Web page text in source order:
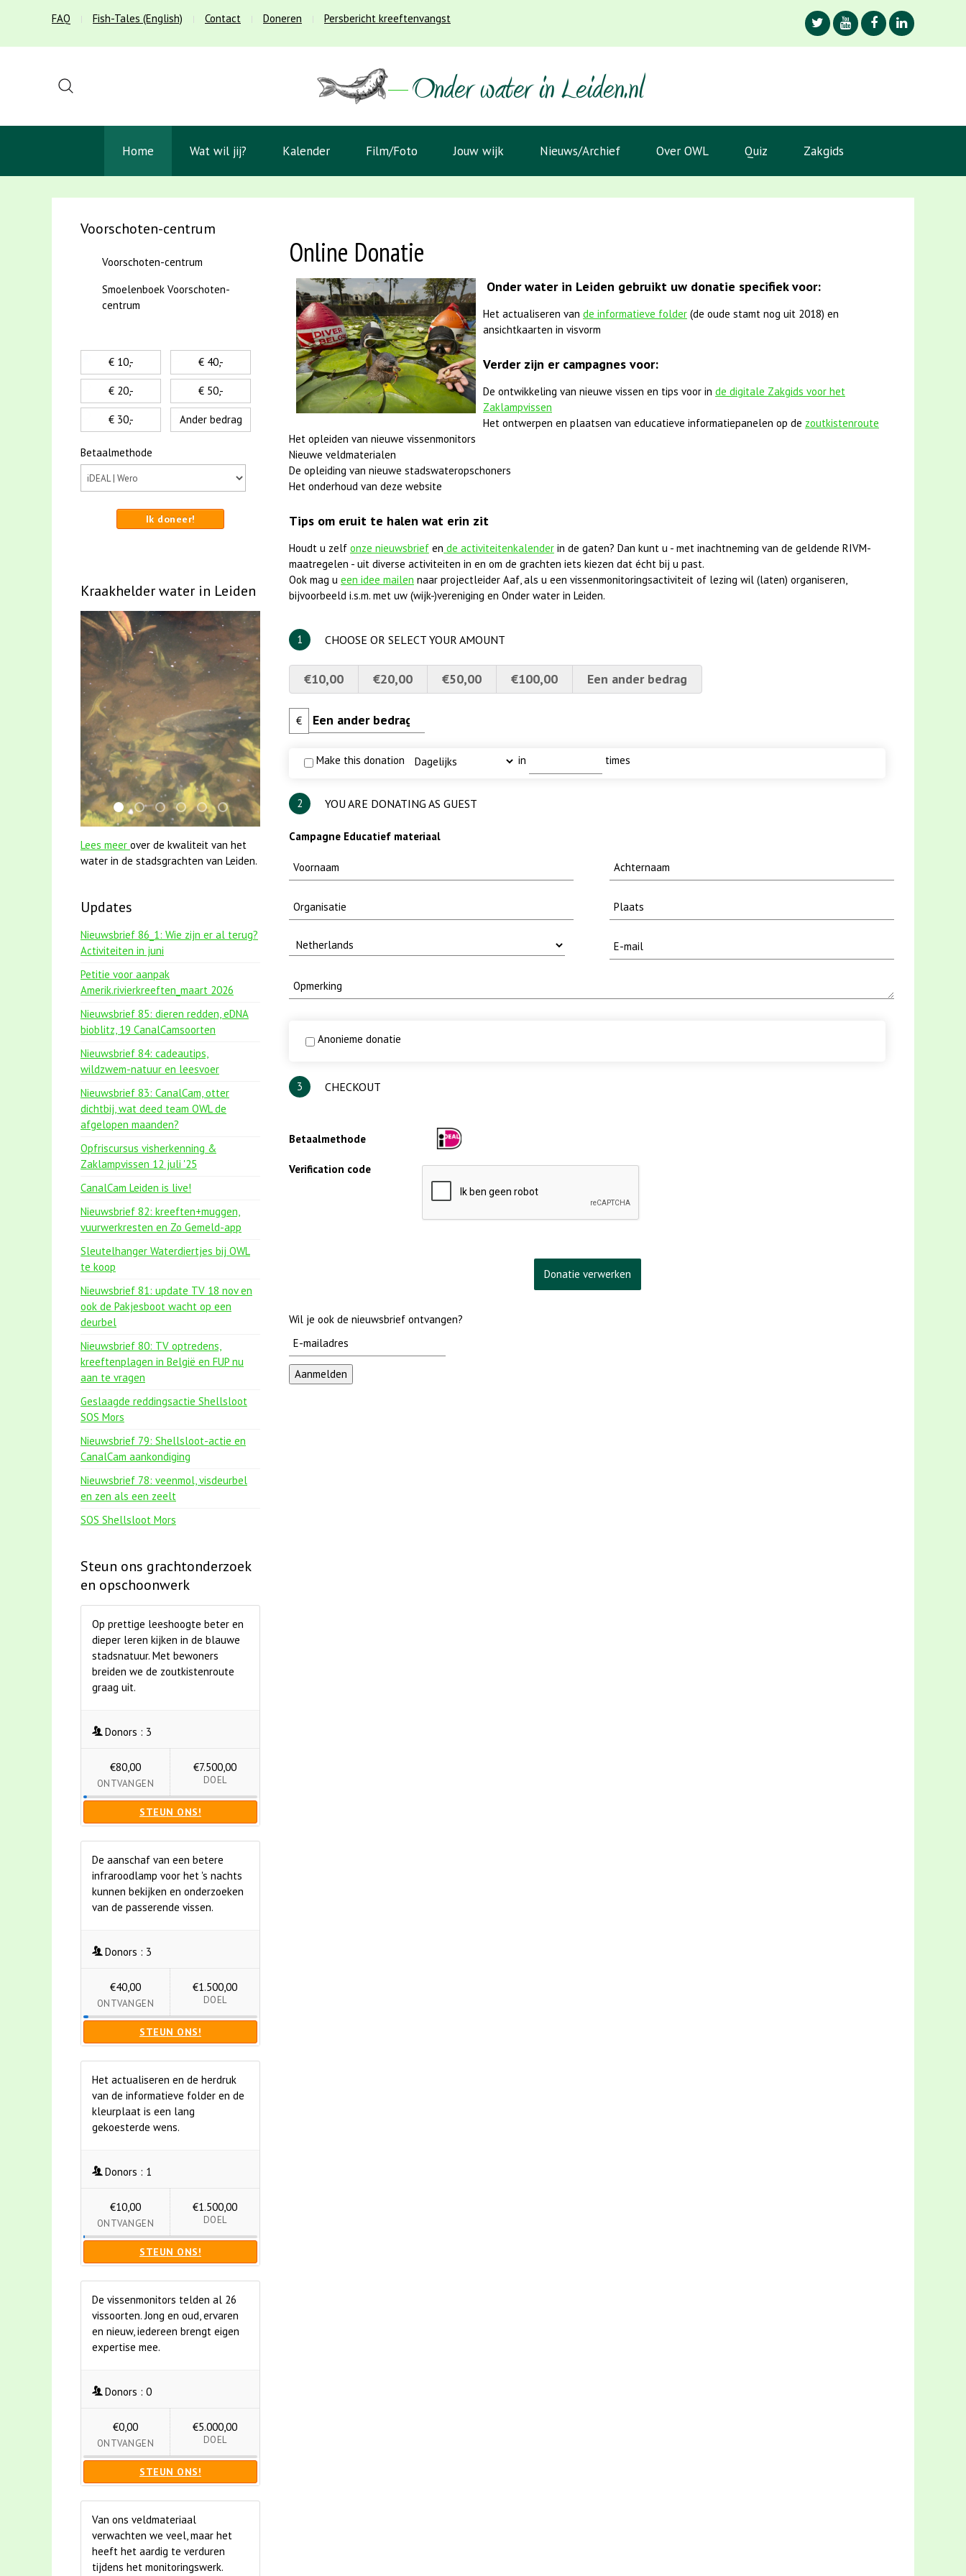
FAQ Fish-Tales (English) Contact Doneren Persbericht kreeftenvangst
Home Wat wil jij? Kalender Film/Foto Jouw wijk Nieuws/Archief Over OWL Quiz Zakgids
Online Donatie
Onder water in Leiden gebruikt uw donatie specifiek voor:
Het actualiseren van de informatieve folder (de oude stamt nog uit 2018) en
ansichtkaarten in visvorm
Verder zijn er campagnes voor:
De ontwikkeling van nieuwe vissen en tips voor in de digitale Zakgids voor het
Zaklampvissen
Het ontwerpen en plaatsen van educatieve informatiepanelen op de zoutkistenroute
Het opleiden van nieuwe vissenmonitors
Nieuwe veldmaterialen
De opleiding van nieuwe stadswateropschoners
Het onderhoud van deze website
Tips om eruit te halen wat erin zit
Houdt u zelf onze nieuwsbrief en de activiteitenkalender in de gaten? Dan kunt u - met inachtneming van de geldende RIVM-
maatregelen - uit diverse activiteiten in en om de grachten iets kiezen dat écht bij u past.
Ook mag u een idee mailen naar projectleider Aaf, als u een vissenmonitoringsactiviteit of lezing wil (laten) organiseren,
bijvoorbeeld i.s.m. met uw (wijk-)vereniging en Onder water in Leiden.
1 CHOOSE OR SELECT YOUR AMOUNT
€10,00 €20,00 €50,00 €100,00 Een ander bedrag
€
Make this donation in times
2 YOU ARE DONATING AS GUEST
Campagne Educatief materiaal
Anonieme donatie
3 CHECKOUT
Betaalmethode
Verification code
Wil je ook de nieuwsbrief ontvangen?
Voorschoten-centrum
Voorschoten-centrum
Smoelenboek Voorschoten-
centrum
€ 10,-
€ 20,-
€ 30,-
€ 40,-
€ 50,-
Ander bedrag
Betaalmethode
Ik doneer!
Kraakhelder water in Leiden
jun2021 28 brasem en rietvoorns 4a verscherpt
smoelenboek fifi en karper nieuwsbrief-
jun2021 zaklv 5 snoekje MOOI
mei2021 watervogelmethode fuut met baars
mei2021 1 snoekje elly
karper met kattenklimtouw
Lees meer over de kwaliteit van het
water in de stadsgrachten van Leiden.
Updates
Nieuwsbrief 86_1: Wie zijn er al terug?
Activiteiten in juni
Petitie voor aanpak
Amerik.rivierkreeften_maart 2026
Nieuwsbrief 85: dieren redden, eDNA
bioblitz, 19 CanalCamsoorten
Nieuwsbrief 84: cadeautips,
wildzwem-natuur en leesvoer
Nieuwsbrief 83: CanalCam, otter
dichtbij, wat deed team OWL de
afgelopen maanden?
Opfriscursus visherkenning &
Zaklampvissen 12 juli '25
CanalCam Leiden is live!
Nieuwsbrief 82: kreeften+muggen,
vuurwerkresten en Zo Gemeld-app
Sleutelhanger Waterdiertjes bij OWL
te koop
Nieuwsbrief 81: update TV 18 nov en
ook de Pakjesboot wacht op een
deurbel
Nieuwsbrief 80: TV optredens,
kreeftenplagen in België en FUP nu
aan te vragen
Geslaagde reddingsactie Shellsloot
SOS Mors
Nieuwsbrief 79: Shellsloot-actie en
CanalCam aankondiging
Nieuwsbrief 78: veenmol, visdeurbel
en zen als een zeelt
SOS Shellsloot Mors
Steun ons grachtonderzoek
en opschoonwerk
Op prettige leeshoogte beter en
dieper leren kijken in de blauwe
stadsnatuur. Met bewoners
breiden we de zoutkistenroute
graag uit.
Donors : 3
€80,00
ONTVANGEN
€7.500,00
DOEL
STEUN ONS!
De aanschaf van een betere
infraroodlamp voor het 's nachts
kunnen bekijken en onderzoeken
van de passerende vissen.
Donors : 3
€40,00
ONTVANGEN
€1.500,00
DOEL
STEUN ONS!
Het actualiseren en de herdruk
van de informatieve folder en de
kleurplaat is een lang
gekoesterde wens.
Donors : 1
€10,00
ONTVANGEN
€1.500,00
DOEL
STEUN ONS!
De vissenmonitors telden al 26
vissoorten. Jong en oud, ervaren
en nieuw, iedereen brengt eigen
expertise mee.
Donors : 0
€0,00
ONTVANGEN
€5.000,00
DOEL
STEUN ONS!
Van ons veldmateriaal
verwachten we veel, maar het
heeft het aardig te verduren
tijdens het monitoringswerk.